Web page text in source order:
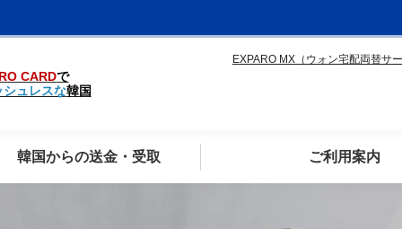
CARDで
シュレスな韓国
EXPARO MX（ウォン宅配両替サー
韓国からの送金・受取 ご利用案内